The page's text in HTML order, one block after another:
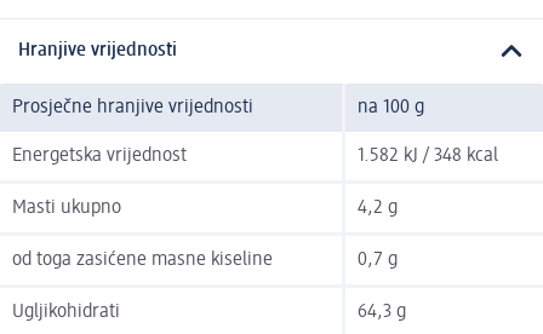
Hranjive vrijednosti
Prosječne hranjive vrijednosti na 100 g
Energetska vrijednost 1.582 kJ / 348 kcal
Masti ukupno 4,2 g
od toga zasićene masne kiseline 0,7 g
Ugljikohidrati 64,3 g